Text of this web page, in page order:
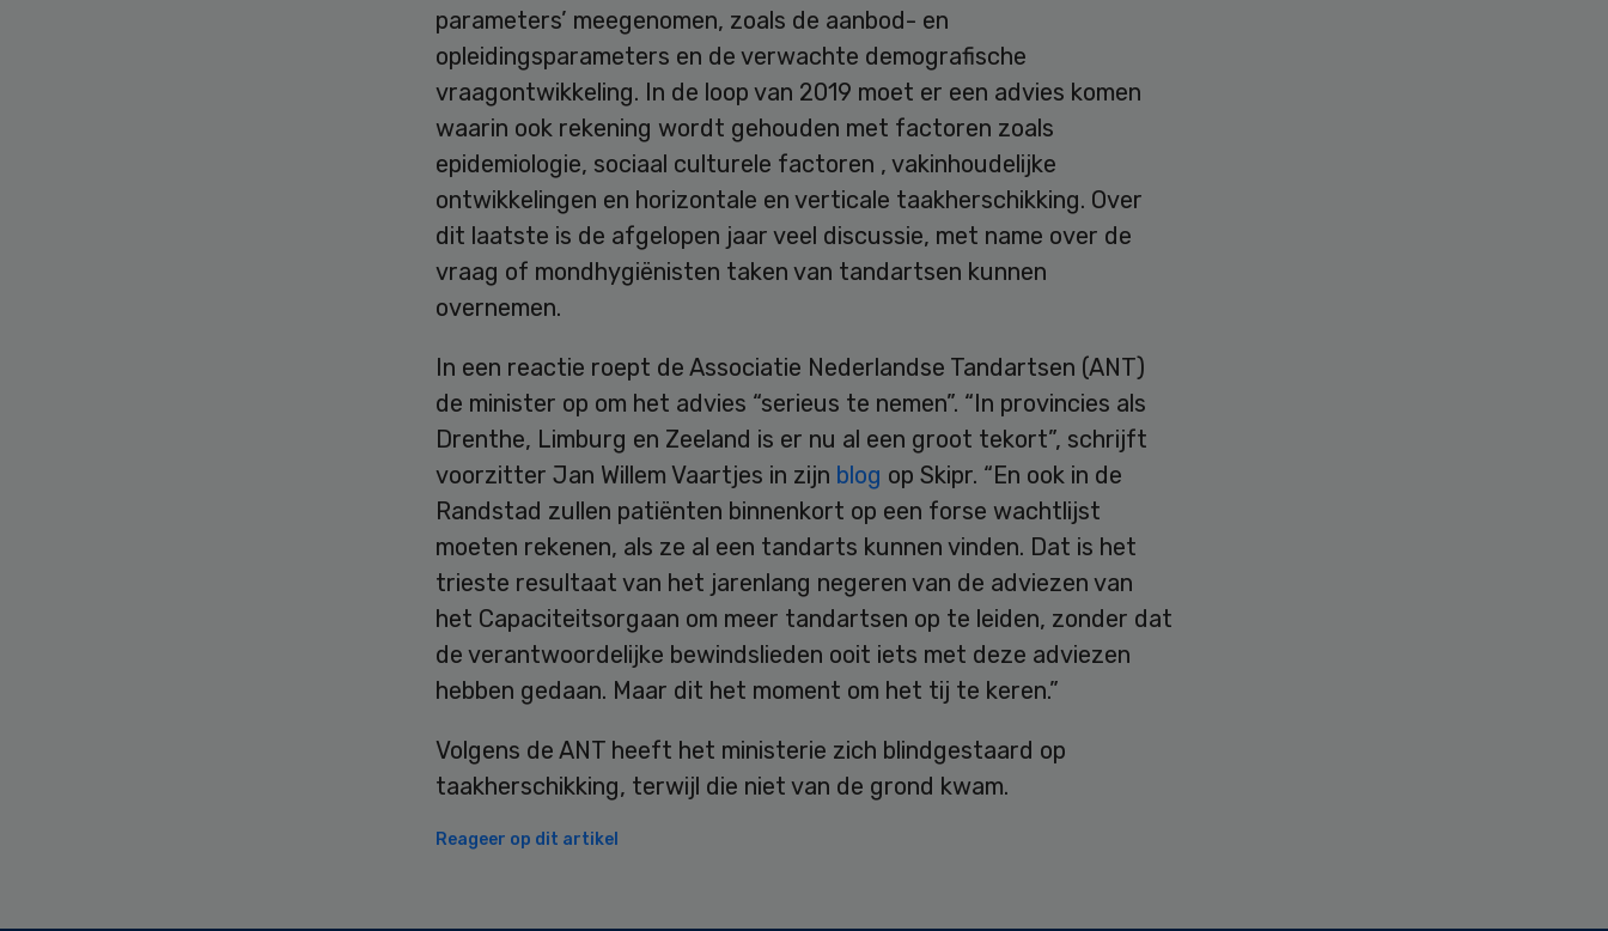
parameters’ meegenomen, zoals de aanbod- en
opleidingsparameters en de verwachte demografische
vraagontwikkeling. In de loop van 2019 moet er een advies komen
waarin ook rekening wordt gehouden met factoren zoals
epidemiologie, sociaal culturele factoren , vakinhoudelijke
ontwikkelingen en horizontale en verticale taakherschikking. Over
dit laatste is de afgelopen jaar veel discussie, met name over de
vraag of mondhygiënisten taken van tandartsen kunnen
overnemen.
In een reactie roept de Associatie Nederlandse Tandartsen (ANT)
de minister op om het advies “serieus te nemen”. “In provincies als
Drenthe, Limburg en Zeeland is er nu al een groot tekort”, schrijft
voorzitter Jan Willem Vaartjes in zijn blog op Skipr. “En ook in de
Randstad zullen patiënten binnenkort op een forse wachtlijst
moeten rekenen, als ze al een tandarts kunnen vinden. Dat is het
trieste resultaat van het jarenlang negeren van de adviezen van
het Capaciteitsorgaan om meer tandartsen op te leiden, zonder dat
de verantwoordelijke bewindslieden ooit iets met deze adviezen
hebben gedaan. Maar dit het moment om het tij te keren.”
Volgens de ANT heeft het ministerie zich blindgestaard op
taakherschikking, terwijl die niet van de grond kwam.
Reageer op dit artikel